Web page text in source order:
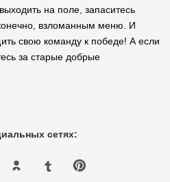
на поле, запаситесь
взломанным меню. И
свою команду к победе! А если
за старые добрые
сетях: